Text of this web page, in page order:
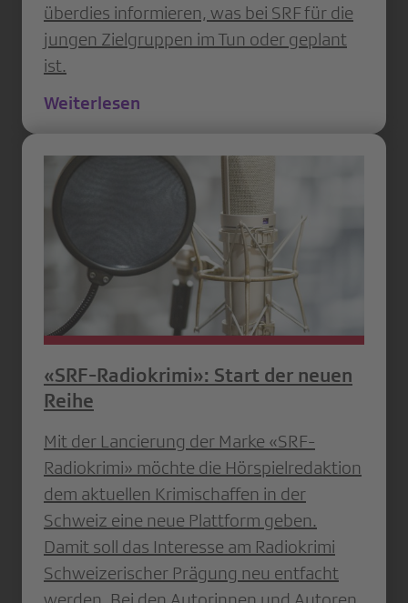
überdies informieren, was bei SRF für die
jungen Zielgruppen im Tun oder geplant
ist.
Weiterlesen
«SRF-Radiokrimi»: Start der neuen
Reihe
Mit der Lancierung der Marke «SRF-
Radiokrimi» möchte die Hörspielredaktion
dem aktuellen Krimischaffen in der
Schweiz eine neue Plattform geben.
Damit soll das Interesse am Radiokrimi
Schweizerischer Prägung neu entfacht